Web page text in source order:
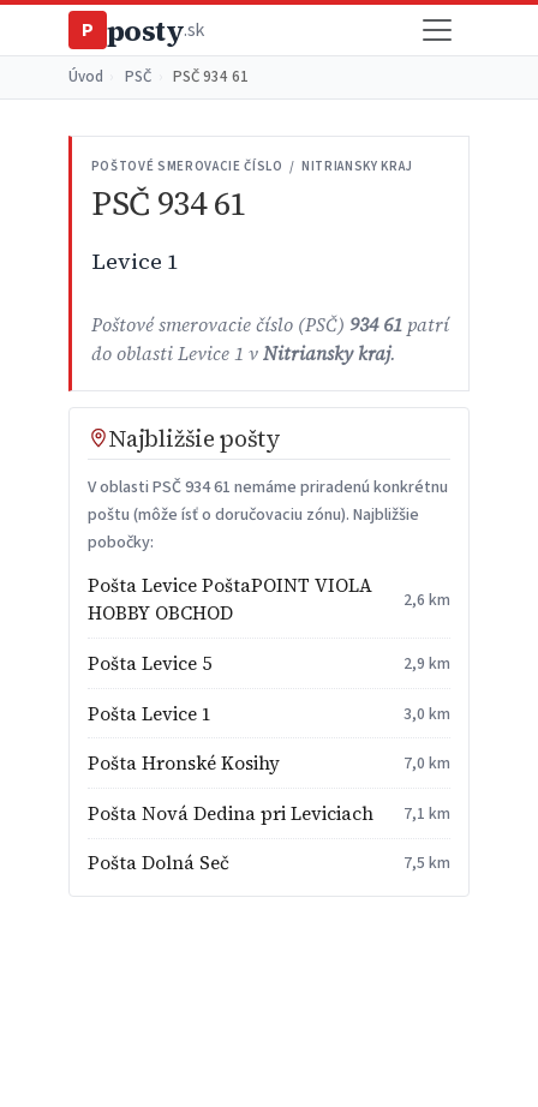
P posty.sk
Úvod PSČ PSČ 934 61
POŠTOVÉ SMEROVACIE ČÍSLO / NITRIANSKY KRAJ
PSČ 934 61
Levice 1
Poštové smerovacie číslo (PSČ) 934 61patrí
do oblasti Levice 1 vNitriansky kraj.
Najbližšie pošty
V oblasti PSČ 934 61 nemáme priradenú konkrétnu
poštu (môže ísť o doručovaciu zónu). Najbližšie
pobočky:
Pošta Levice PoštaPOINT VIOLA
HOBBY OBCHOD
2,6 km
Pošta Levice 5 2,9 km
Pošta Levice 1 3,0 km
Pošta Hronské Kosihy 7,0 km
Pošta Nová Dedina pri Leviciach 7,1 km
Pošta Dolná Seč 7,5 km